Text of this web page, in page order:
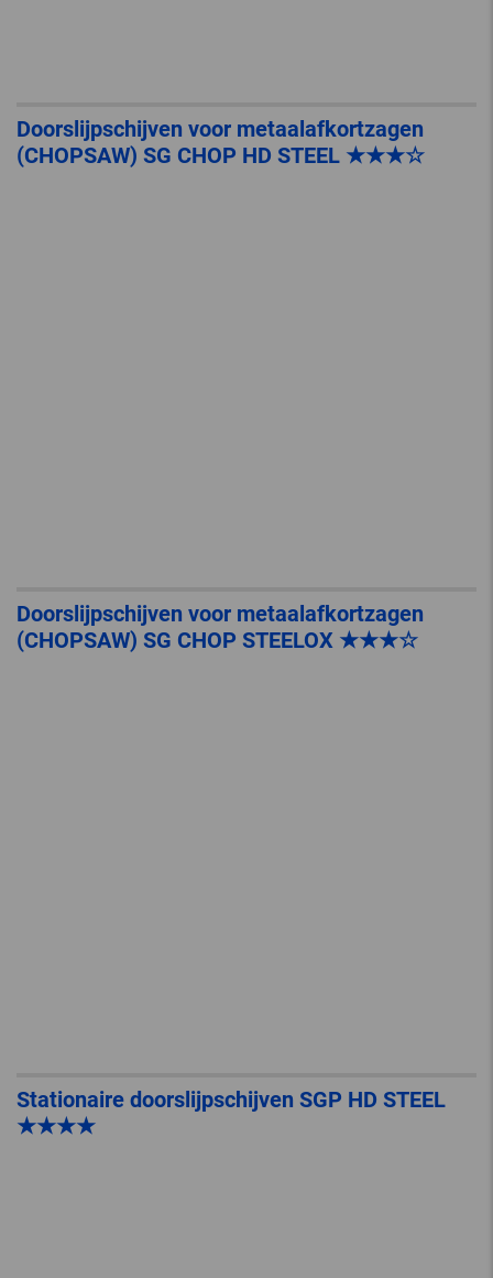
Doorslijpschijven voor metaalafkortzagen
(CHOPSAW) SG CHOP HD STEEL ★★★☆
Doorslijpschijven voor metaalafkortzagen
(CHOPSAW) SG CHOP STEELOX ★★★☆
Stationaire doorslijpschijven SGP HD STEEL
★★★★